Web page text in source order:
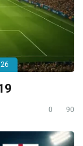
0 90